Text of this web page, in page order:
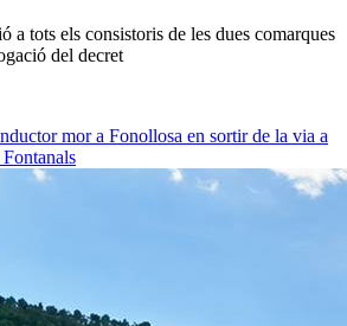
a tots els consistoris de les dues comarques
del decret
mor a Fonollosa en sortir de la via a
Fontanals